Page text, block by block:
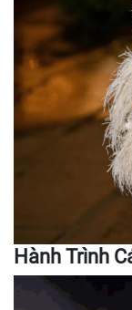
Hành Trình